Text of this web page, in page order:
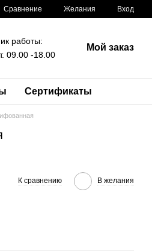
Сравнение Желания Вход
работы:
09.00 -18.00
Мой заказ
Сертификаты
К сравнению В желания